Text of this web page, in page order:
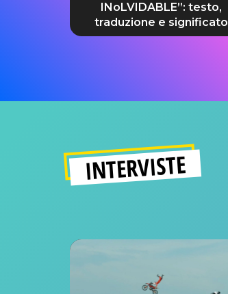
INoLVIDABLE”: testo,
traduzione e significato
INTERVISTE